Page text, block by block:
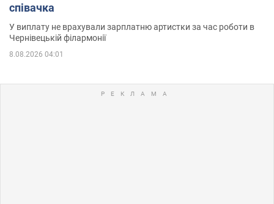
співачка
У виплату не врахували зарплатню артистки за час роботи в
Чернівецькій філармонії
8.08.2026 04:01